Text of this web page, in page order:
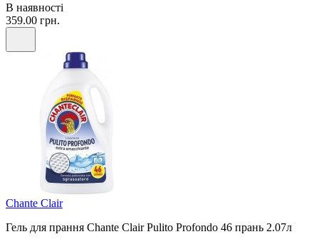
В наявності
359.00 грн.
Chante Clair
Гель для прання Chante Clair Pulito Profondo 46 прань 2.07л